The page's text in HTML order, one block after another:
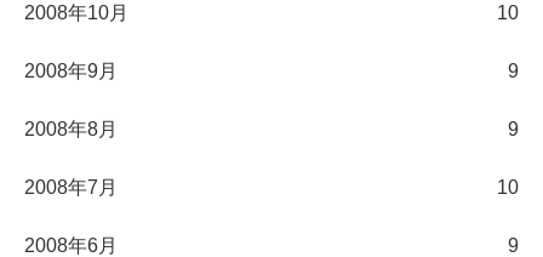
2008年10月 10
2008年9月 9
2008年8月 9
2008年7月 10
2008年6月 9